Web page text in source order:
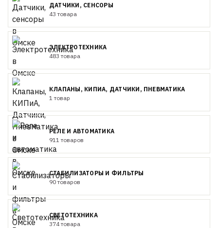
ДАТЧИКИ, СЕНСОРЫ
43 товара
ЭЛЕКТРОТЕХНИКА
483 товара
КЛАПАНЫ, КИПИА, ДАТЧИКИ, ПНЕВМАТИКА
1 товар
РЕЛЕ И АВТОМАТИКА
911 товаров
СТАБИЛИЗАТОРЫ И ФИЛЬТРЫ
90 товаров
СВЕТОТЕХНИКА
374 товара